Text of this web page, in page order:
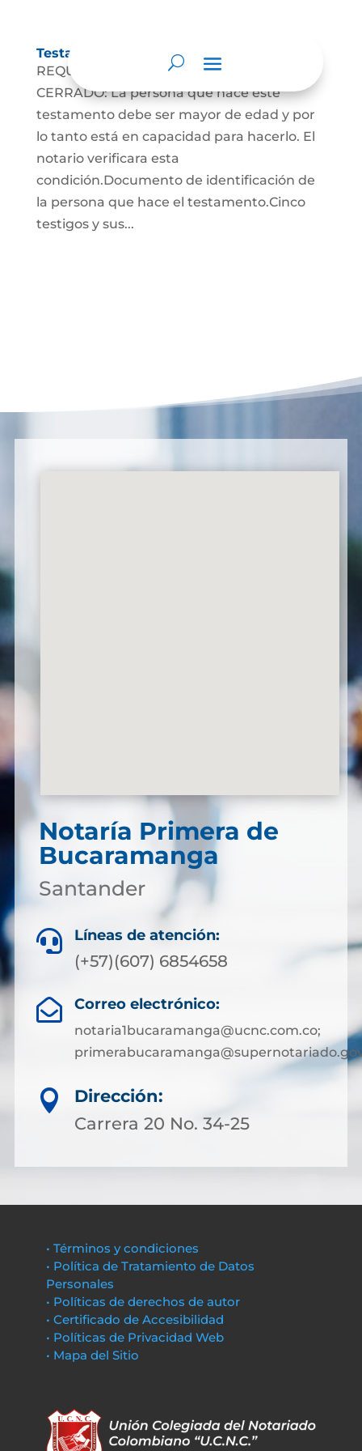
Testamento Cerrado
REQUISITOS PARA EL TESTAMENTO
CERRADO: La persona que hace este
testamento debe ser mayor de edad y por
lo tanto está en capacidad para hacerlo. El
notario verificara esta
condición.Documento de identificación de
la persona que hace el testamento.Cinco
testigos y sus...
Notaría Primera de
Bucaramanga
Santander
 Líneas de atención:
(+57)(607) 6854658
 Correo electrónico:
notaria1bucaramanga@ucnc.com.co;

Dirección:
Carrera 20 No. 34-25
• Términos y condiciones
• Política de Tratamiento de Datos
Personales
• Políticas de derechos de autor
• Certificado de Accesibilidad
• Políticas de Privacidad Web
• Mapa del Sitio